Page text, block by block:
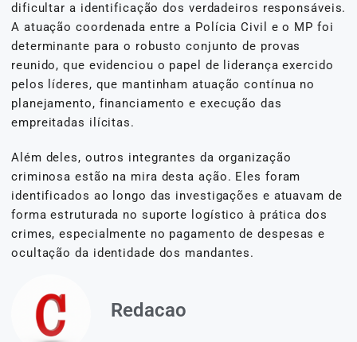
dificultar a identificação dos verdadeiros responsáveis.
A atuação coordenada entre a Polícia Civil e o MP foi
determinante para o robusto conjunto de provas
reunido, que evidenciou o papel de liderança exercido
pelos líderes, que mantinham atuação contínua no
planejamento, financiamento e execução das
empreitadas ilícitas.
Além deles, outros integrantes da organização
criminosa estão na mira desta ação. Eles foram
identificados ao longo das investigações e atuavam de
forma estruturada no suporte logístico à prática dos
crimes, especialmente no pagamento de despesas e
ocultação da identidade dos mandantes.
Redacao